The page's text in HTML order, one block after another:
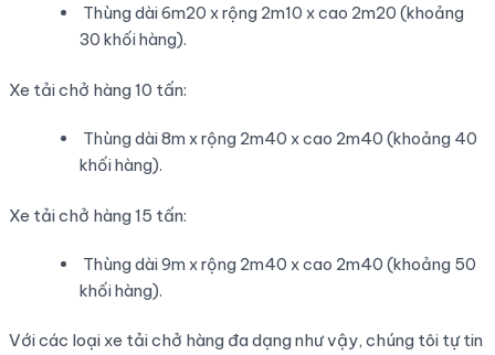
Thùng dài 6m20 x rộng 2m10 x cao 2m20 (khoảng
30 khối hàng).
Xe tải chở hàng 10 tấn:
Thùng dài 8m x rộng 2m40 x cao 2m40 (khoảng 40
khối hàng).
Xe tải chở hàng 15 tấn:
Thùng dài 9m x rộng 2m40 x cao 2m40 (khoảng 50
khối hàng).
Với các loại xe tải chở hàng đa dạng như vậy, chúng tôi tự tin